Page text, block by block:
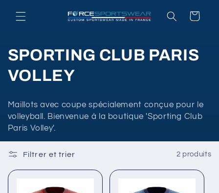
passer
au
Panier
C
o
l
e
c
t
SPORTING CLUB PARIS
VOLLEY
Maillots avec coupe spécialement conçue pour le
volleyball. Bienvenue à la boutique 'Sporting Club
Paris Volley'.
Filtrer et trier 2 produits